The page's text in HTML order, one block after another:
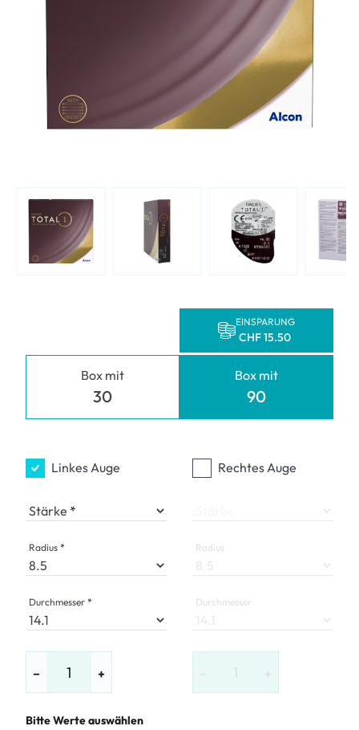
Box mit
30
EINSPARUNG
CHF 15.50
Box mit
90
Linkes Auge
Stärke
Radius
Durchmesser
− +
Bitte Werte auswählen
Rechtes Auge
Radius
Durchmesser
− +